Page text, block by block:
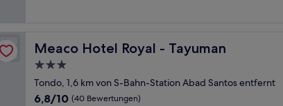
Meaco Hotel Royal - Tayuman
Meaco Hotel Royal - Tayuman
3.0-
Sterne-
Unterkunft
Tondo, 1,6 km von S-Bahn-Station Abad Santos entfernt
6.8
6,8/10 (40 Bewertungen)